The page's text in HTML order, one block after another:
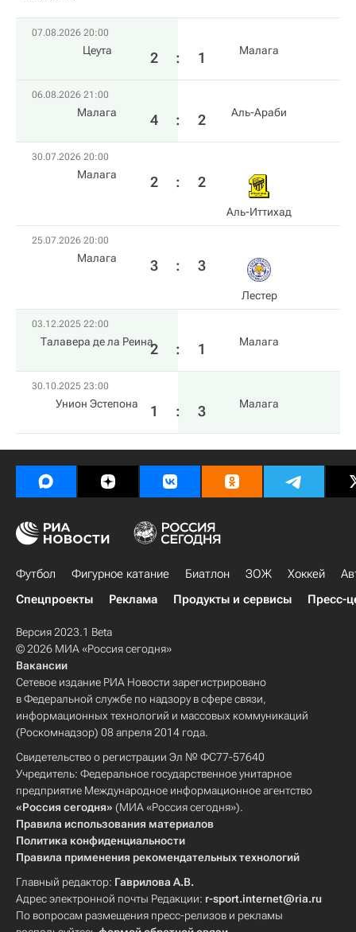
07.08.2026 20:00
Цеута 2 : 1 Малага
06.08.2026 21:00
Малага 4 : 2 Аль-Араби
30.07.2026 20:00
Малага 2 : 2
Аль-Иттихад
25.07.2026 20:00
Малага 3 : 3
Лестер
03.12.2025 22:00
Талавера де ла Реина2 : 1 Малага
30.10.2025 23:00
Унион Эстепона 1 : 3 Малага
Футбол Фигурное катание Биатлон ЗОЖ Хоккей
Спецпроекты
Реклама Продукты и сервисы Пресс-
Версия 2023.1 Beta
© 2026 МИА «Россия сегодня»
Вакансии
Сетевое издание РИА Новости зарегистрировано
в Федеральной службе по надзору в сфере связи,
информационных технологий и массовых коммуникаций
(Роскомнадзор) 08 апреля 2014 года.
Свидетельство о регистрации Эл № ФС77-57640
Учредитель: Федеральное государственное унитарное
предприятие Международное информационное агентство
«Россия сегодня» (МИА «Россия сегодня»).
Правила использования материалов
Политика конфиденциальности
Правила применения рекомендательных технологий
Главный редактор: Гаврилова А.В.
Адрес электронной почты Редакции: r-sport.internet@ria.ru
По вопросам размещения пресс-релизов и рекламы